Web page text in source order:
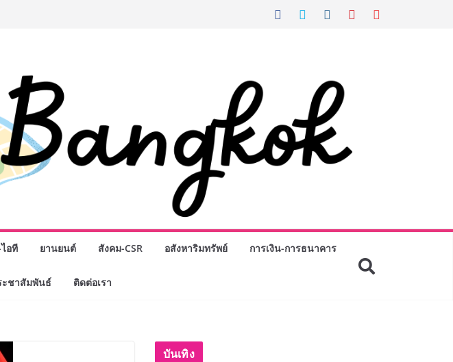
อที ยานยนต์ สังคม-CSR อสังหาริมทรัพย์ การเงิน-การธนาคาร
ะชาสัมพันธ์ ติดต่อเรา
บันเทิง